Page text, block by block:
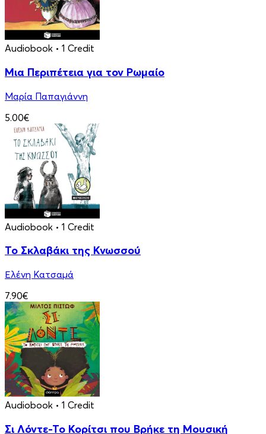
Audiobook • 1 Credit
Μια Περιπέτεια για τον Ρωμαίο
Μαρία Παπαγιάννη
5.00€
Audiobook • 1 Credit
Το Σκλαβάκι της Κνωσσού
Ελένη Κατσαμά
7.90€
Audiobook • 1 Credit
Σι Λόντε-Το Κορίτσι που Βρήκε τη Μουσική